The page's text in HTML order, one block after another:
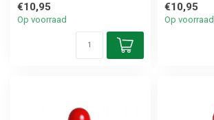
€10,95
Op voorraad
€10,95
Op voorraad